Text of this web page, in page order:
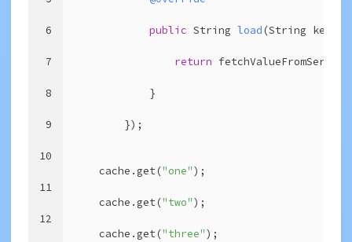
6
7
8
9
10
11
12
public String load (String key)
return
            }
        });
    cache.get(
"one");
    cache.get(
"two");
    cache.get(
"three");